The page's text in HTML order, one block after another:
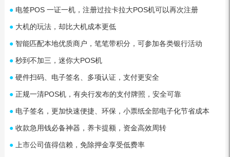
●电签POS 一证一机，注册过拉卡拉大POS机可以再次注册
●大机的玩法，却比大机成本更低
●智能匹配本地优质商户，笔笔带积分，可参加各类银行活动
●秒到不加三，迷你大POS机
●硬件扫码、电子签名、多项认证，支付更安全
●正规一清POS机，有央行发布的支付牌照，安全可靠
●电子签名，更加快速便捷、环保，小票纸全部电子化节省成本
●收款急用钱必备神器，养卡提额，资金高效周转
●上市公司值得信赖，免除押金享受低费率